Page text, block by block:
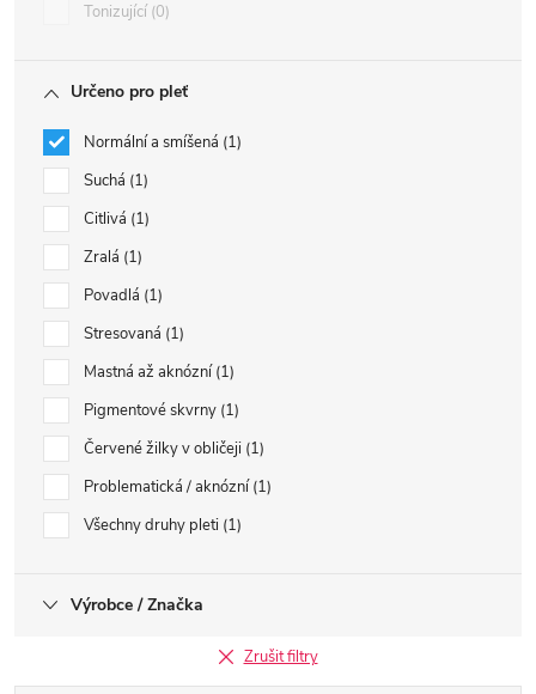
Tonizující 0
Určeno pro pleť
Normální a smíšená 1
Suchá 1
Citlivá 1
Zralá 1
Povadlá 1
Stresovaná 1
Mastná až aknózní 1
Pigmentové skvrny 1
Červené žilky v obličeji 1
Problematická / aknózní 1
Všechny druhy pleti 1
Výrobce / Značka
Zrušit filtry